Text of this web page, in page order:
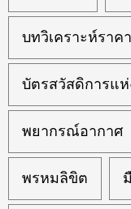
บทวิเคราะห์ราค
บัตรสวัสดิการแห่
พยากรณ์อากาศ
พรหมลิขิต